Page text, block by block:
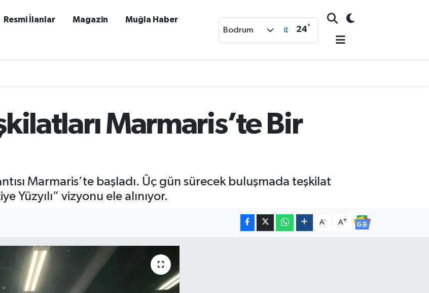
Resmi İlanlar Magazin Muğla Haber
Bodrum 24°
Marmaris’te Bir
Marmaris’te başladı. Üç gün sürecek buluşmada teşkilat
Yüzyılı” vizyonu ele alınıyor.
A- A+